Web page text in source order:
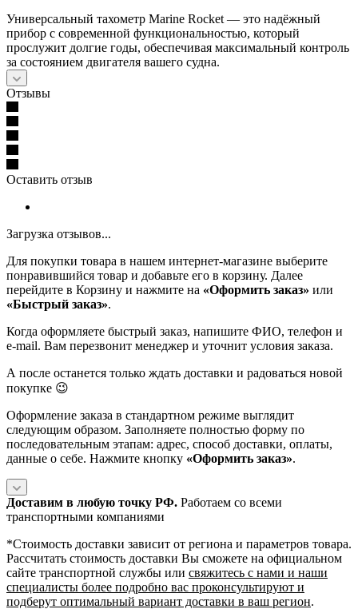
Универсальный тахометр Marine Rocket — это надёжный
прибор с современной функциональностью, который
прослужит долгие годы, обеспечивая максимальный контроль
за состоянием двигателя вашего судна.
Отзывы
Оставить отзыв
Загрузка отзывов...
Для покупки товара в нашем интернет-магазине выберите
понравившийся товар и добавьте его в корзину. Далее
перейдите в Корзину и нажмите на «Оформить заказ» или
«Быстрый заказ».
Когда оформляете быстрый заказ, напишите ФИО, телефон и
e-mail. Вам перезвонит менеджер и уточнит условия заказа.
А после останется только ждать доставки и радоваться новой
покупке 😉
Оформление заказа в стандартном режиме выглядит
следующим образом. Заполняете полностью форму по
последовательным этапам: адрес, способ доставки, оплаты,
данные о себе. Нажмите кнопку «Оформить заказ».
Доставим в любую точку РФ. Работаем со всеми
транспортными компаниями
*Cтоимость доставки зависит от региона и параметров товара.
Рассчитать стоимость доставки Вы сможете на официальном
сайте транспортной службы или свяжитесь с нами и наши
специалисты более подробно вас проконсультируют и
подберут оптимальный вариант доставки в ваш регион.